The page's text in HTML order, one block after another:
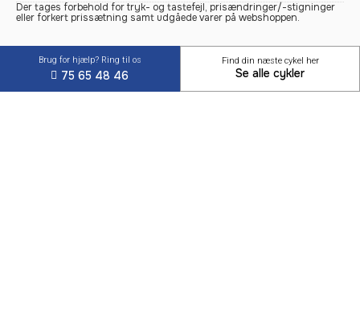
Der tages forbehold for tryk- og tastefejl, prisændringer/-stigninger
eller forkert prissætning samt udgåede varer på webshoppen.
Brug for hjælp? Ring til os
75 65 48 46
Find din næste cykel her
Se alle cykler